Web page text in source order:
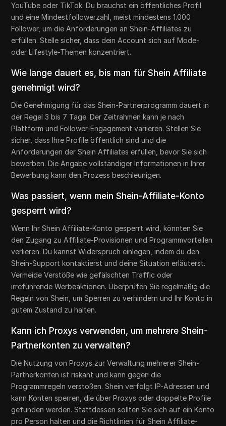
YouTube oder TikTok. Du brauchst ein öffentliches Profil
und eine Mindestfollowerzahl, meist mindestens 1.000
Follower, um die Anforderungen an Shein-Affiliates zu
erfüllen. Stelle sicher, dass dein Account sich auf Mode-
oder Lifestyle-Themen konzentriert.
Wie lange dauert es, bis man für Shein Affiliate
genehmigt wird?
Die Genehmigung für das Shein-Partnerprogramm dauert in
der Regel 3 bis 7 Tage. Der Zeitrahmen kann je nach
Plattform und Follower-Engagement variieren. Stellen Sie
sicher, dass Ihre Profile öffentlich sind und die
Anforderungen der Shein Affiliates erfüllen, bevor Sie sich
bewerben. Die Angabe vollständiger Informationen in Ihrer
Bewerbung kann den Prozess beschleunigen.
Was passiert, wenn mein Shein-Affiliate-Konto
gesperrt wird?
Wenn Ihr Shein Affiliate-Konto gesperrt wird, könnten Sie
den Zugang zu Affiliate-Provisionen und Programmvorteilen
verlieren. Du kannst Widerspruch einlegen, indem du den
Shein-Support kontaktierst und deine Situation erläuterst.
Vermeide Verstöße wie gefälschten Traffic oder
irreführende Werbeaktionen. Überprüfen Sie regelmäßig die
Regeln von Shein, um Sperren zu verhindern und Ihr Konto in
gutem Zustand zu halten.
Kann ich Proxys verwenden, um mehrere Shein-
Partnerkonten zu verwalten?
Die Nutzung von Proxys zur Verwaltung mehrerer Shein-
Partnerkonten ist riskant und kann gegen die
Programmregeln verstoßen. Shein verfolgt IP-Adressen und
kann Konten sperren, die über Proxys oder doppelte Profile
gefunden werden. Stattdessen sollten Sie sich auf ein Konto
pro Person halten und die Richtlinien für Shein Affiliate-